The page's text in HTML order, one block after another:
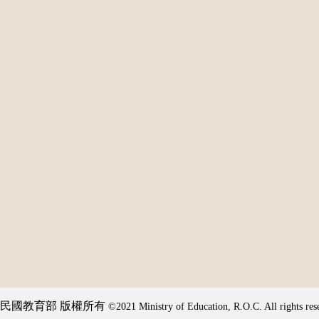
國教育部 版權所有 ©2021 Ministry of Education, R.O.C. All rights